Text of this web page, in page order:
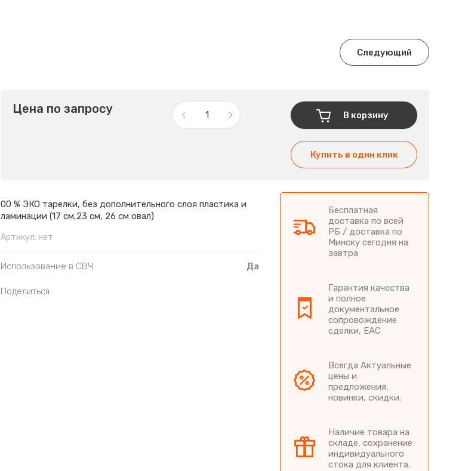
Следующий
Цена по запросу В корзину
Купить в один клик
00 % ЭКО тарелки, без дополнительного слоя пластика и
ламинации (17 см,23 см, 26 см овал)
Артикул: нет
Использование в СВЧ Да
Поделиться
Бесплатная
доставка по всей
РБ / доставка по
Минску сегодня на
завтра
Гарантия качества
и полное
документальное
сопровождение
сделки, EAC
Всегда Актуальные
цены и
предложения,
новинки, скидки.
Наличие товара на
складе, сохранение
индивидуального
стока для клиента.